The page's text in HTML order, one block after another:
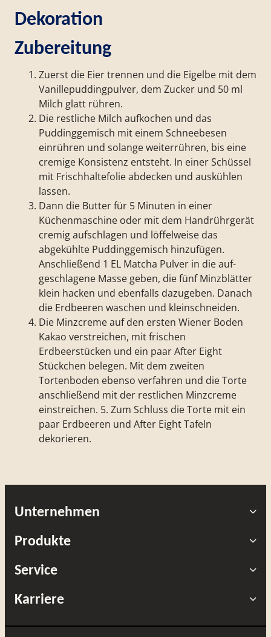
Dekoration
Zubereitung
Zuerst die Eier trennen und die Eigelbe mit dem
Vanillepudding­pulver, dem Zucker und 50 ml
Milch glatt rühren.
Die restliche Milch aufkochen und das
Puddinggemisch mit einem Schneebesen
einrühren und solange weiterrühren, bis eine
cremige Konsistenz entsteht. In einer Schüssel
mit Frischhaltefolie ab­decken und auskühlen
lassen.
Dann die Butter für 5 Minuten in einer
Küchenmaschine oder mit dem Handrührgerät
cremig aufschlagen und löffelweise das
abgekühlte Puddinggemisch hinzufügen.
Anschließend 1 EL Matcha Pulver in die auf­
geschlagene Masse geben, die fünf Minzblätter
klein hacken und ebenfalls dazugeben. Danach
die Erdbeeren waschen und kleinschneiden.
Die Minzcreme auf den ersten Wiener Boden
Kakao verstreichen, mit frischen
Erdbeerstücken und ein paar After Eight
Stückchen belegen. Mit dem zweiten
Tortenboden ebenso verfahren und die Torte
an­schließend mit der restlichen Minzcreme
einstreichen. 5. Zum Schluss die Torte mit ein
paar Erdbeeren und After Eight Tafeln
dekorieren.
Unternehmen
Produkte
Service
Karriere